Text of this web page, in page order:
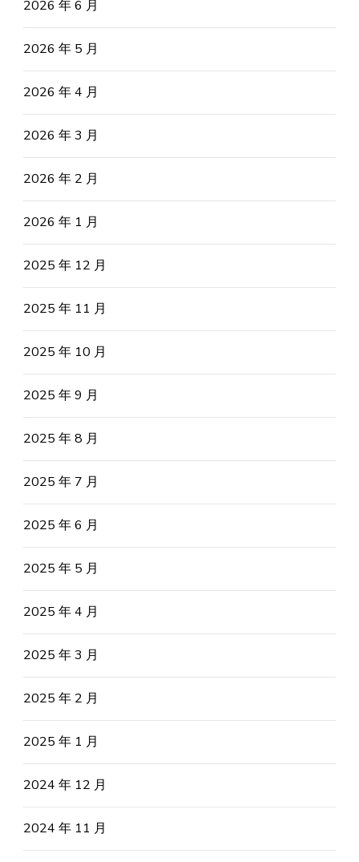
2026 年 6 月
2026 年 5 月
2026 年 4 月
2026 年 3 月
2026 年 2 月
2026 年 1 月
2025 年 12 月
2025 年 11 月
2025 年 10 月
2025 年 9 月
2025 年 8 月
2025 年 7 月
2025 年 6 月
2025 年 5 月
2025 年 4 月
2025 年 3 月
2025 年 2 月
2025 年 1 月
2024 年 12 月
2024 年 11 月